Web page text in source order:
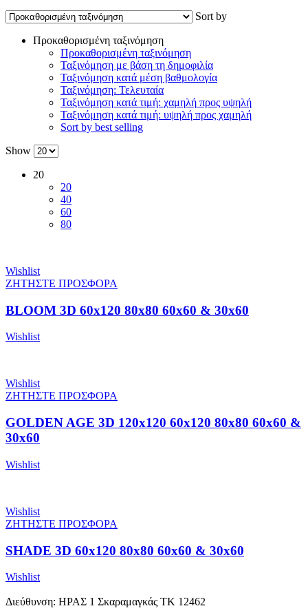
Sort by
Προκαθορισμένη ταξινόμηση
Προκαθορισμένη ταξινόμηση
Ταξινόμηση με βάση τη δημοφιλία
Ταξινόμηση κατά μέση βαθμολογία
Ταξινόμηση: Τελευταία
Ταξινόμηση κατά τιμή: χαμηλή προς υψηλή
Ταξινόμηση κατά τιμή: υψηλή προς χαμηλή
Sort by best selling
Show
20
20
40
60
80
Wishlist
ΖΗΤΗΣΤΕ ΠΡΟΣΦΟΡΑ
BLOOM 3D 60x120 80x80 60x60 & 30x60
Wishlist
Wishlist
ΖΗΤΗΣΤΕ ΠΡΟΣΦΟΡΑ
GOLDEN AGE 3D 120x120 60x120 80x80 60x60 &
30x60
Wishlist
Wishlist
ΖΗΤΗΣΤΕ ΠΡΟΣΦΟΡΑ
SHADE 3D 60x120 80x80 60x60 & 30x60
Wishlist
Διεύθυνση: ΗΡΑΣ 1 Σκαραμαγκάς ΤΚ 12462